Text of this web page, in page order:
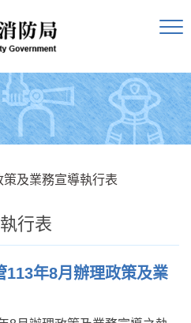
策及業務宣導執行表
行表
113年8月辦理政策及業